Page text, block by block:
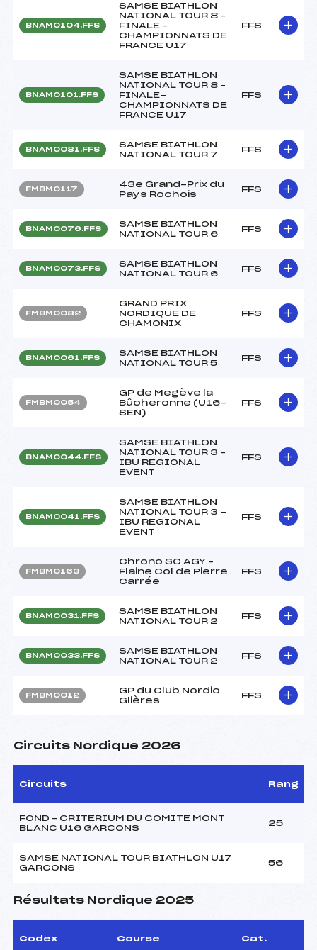
BNAM0104.FFS
SAMSE BIATHLON
NATIONAL TOUR 8 –
FINALE –
CHAMPIONNATS DE
FRANCE U17
FFS
BNAM0101.FFS
SAMSE BIATHLON
NATIONAL TOUR 8 –
FINALE-
CHAMPIONNATS DE
FRANCE U17
FFS
BNAM0081.FFS
SAMSE BIATHLON
NATIONAL TOUR 7
FFS
FMBM0117
43e Grand-Prix du
Pays Rochois
FFS
BNAM0076.FFS
SAMSE BIATHLON
NATIONAL TOUR 6
FFS
BNAM0073.FFS
SAMSE BIATHLON
NATIONAL TOUR 6
FFS
FMBM0082
GRAND PRIX
NORDIQUE DE
CHAMONIX
FFS
BNAM0061.FFS
SAMSE BIATHLON
NATIONAL TOUR 5
FFS
FMBM0054
GP de Megève la
Bûcheronne (U16-
SEN)
FFS
BNAM0044.FFS
SAMSE BIATHLON
NATIONAL TOUR 3 –
IBU REGIONAL
EVENT
FFS
BNAM0041.FFS
SAMSE BIATHLON
NATIONAL TOUR 3 -
IBU REGIONAL
EVENT
FFS
FMBM0163
Chrono SC AGY –
Flaine Col de Pierre
Carrée
FFS
BNAM0031.FFS
SAMSE BIATHLON
NATIONAL TOUR 2
FFS
BNAM0033.FFS
SAMSE BIATHLON
NATIONAL TOUR 2
FFS
FMBM0012
GP du Club Nordic
Glières
FFS
Circuits Nordique 2026
Circuits Rang
FOND – CRITERIUM DU COMITE MONT
BLANC U16 GARCONS
25
SAMSE NATIONAL TOUR BIATHLON U17
GARCONS
56
Résultats Nordique 2025
Codex Course Cat.